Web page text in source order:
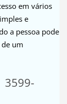
em vários
e
a pessoa pode
um
3599-